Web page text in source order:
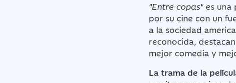
"Entre copas"es una
por su cine con un
a la sociedad
reconocida,
mejor comedia y
La trama de la